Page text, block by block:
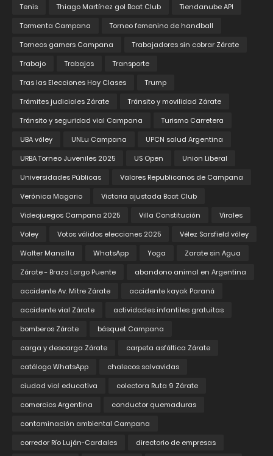
Tenis
Thiago Martínez gol Boat Club
Tiendanube API
Tormenta Campana
Torneo femenino de handball
Torneos gamers Campana
Trabajadores sin cobrar Zárate
Trabajo
Trabajos
Transporte
Tras las Elecciones Hay Clases
Trump
Trámites judiciales Zárate
Tránsito y movilidad Zárate
Tránsito y seguridad vial Campana
Turismo Carretera
UBA vóley
UNLu Campana
UPCN salud Argentina
URBA Torneo Juveniles 2025
US Open
Union Liberal
Universidades Públicas
Valores Republicanos de Campana
Verónica Magario
Victoria ajustada Boat Club
Videojuegos Campana 2025
Villa Constitución
Virales
Voley
Votos válidos elecciones 2025
Vélez Sarsfield vóley
Walter Mansilla
WhatsApp Yoga
Zarate sin Agua
Zárate - Brazo Largo Puente
abandono animal en Argentina
accidente Av. Mitre Zárate
accidente kayak Paraná
accidente vial Zárate
actividades infantiles gratuitas
bomberos Zárate
básquet Campana
carga y descarga Zárate
carpeta asfáltica Zárate
catálogo WhatsApp
chalecos salvavidas
ciudad vial educativa
colectora Ruta 9 Zárate
comercios Argentina
conductor quemaduras
contaminación ambiental Campana
corredor Río Luján-Cardales
directorio de empresas